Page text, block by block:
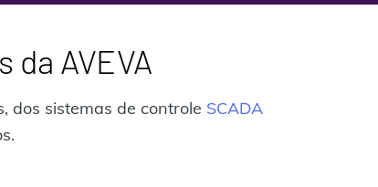
AVEVA
dos sistemas de controle SCADA